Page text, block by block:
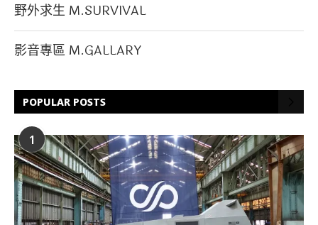
野外求生 M.SURVIVAL
影音專區 M.GALLARY
POPULAR POSTS
1